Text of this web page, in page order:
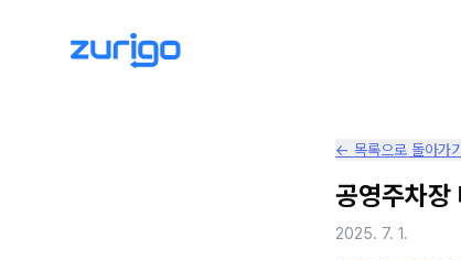
← 목록으로 돌아가기
공영주차장
2025. 7. 1.